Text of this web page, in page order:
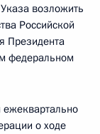
возложить
Российской
Президента
федеральном
ежеквартально
о ходе